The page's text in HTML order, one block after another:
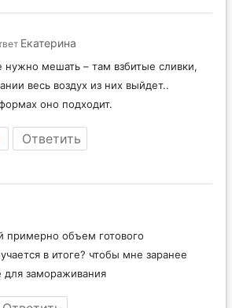
Екатерина
мешать – там взбитые сливки,
весь воздух из них выйдет..
оно подходит.
Ответить
примерно объем готового
в итоге? чтобы мне заранее
замораживания